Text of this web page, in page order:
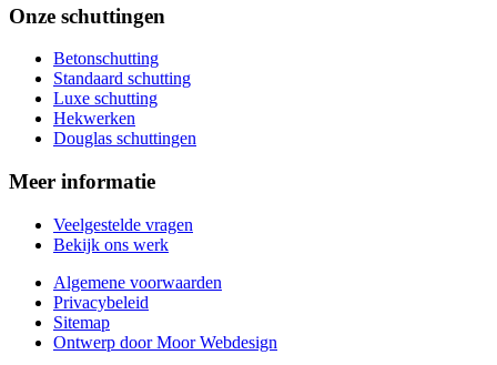
Onze schuttingen
Betonschutting
Standaard schutting
Luxe schutting
Hekwerken
Douglas schuttingen
Meer informatie
Veelgestelde vragen
Bekijk ons werk
Algemene voorwaarden
Privacybeleid
Sitemap
Ontwerp door Moor Webdesign